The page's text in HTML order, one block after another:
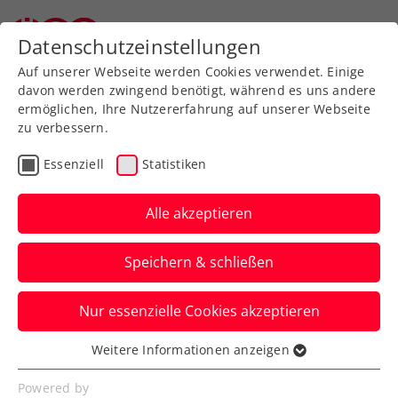
Zurück zur Newsübersicht
Turniere
ATP-Challenger Teneriffa:
Erstes Saisonfinale –
Ofner setzt starke Form
fort
Das ÖTV-Ass gewinnt auf der größten der
Kanarischen Inseln auch im Halbfinale
souverän.
Datenschutzeinstellungen
Auf unserer Webseite werden Cookies verwendet. Einige
davon werden zwingend benötigt, während es uns andere
ermöglichen, Ihre Nutzererfahrung auf unserer Webseite
zu verbessern.
Essenziell Statistiken
Alle akzeptieren
Speichern & schließen
Nur essenzielle Cookies akzeptieren
Essenziell
Essenzielle Cookies werden für grundlegende
Weitere Informationen anzeigen
Powered by